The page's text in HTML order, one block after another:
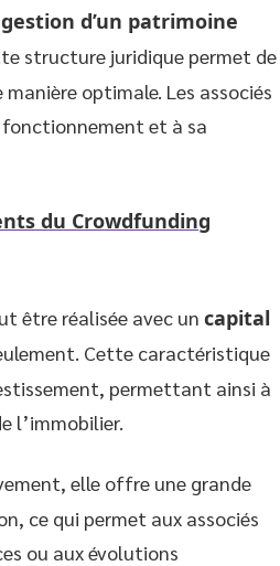
gestion d’un patrimoine
structure juridique permet de
optimale. Les associés
fonctionnement et à sa
du Crowdfunding
être réalisée avec un capital
Cette caractéristique
permettant ainsi à
l’immobilier.
elle offre une grande
ce qui permet aux associés
ou aux évolutions